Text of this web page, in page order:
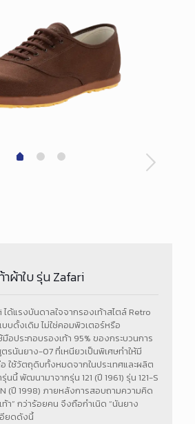
ผ้าใบ รุ่น Zafari
ได้แรงบันดาลใจจากรองเท้าสไตล์ Retro
บดั้งเดิม ไม่ใช่คอมพิวเตอร์หรือ
อประกอบรองเท้า 95% ของกระบวนการ
ตรนันยาง-07 ที่เหนียวเป็นพิเศษทำให้มี
ใช้วัตถุดิบทั้งหมดจากในประเทศและผลิต
รุ่นนี้ พัฒนามาจากรุ่น 121 (ปี 1961) รุ่น 121-S
N (ปี 1998) ภายหลังการสอบถามความคิด
า” กว่าร้อยคน จึงถือกำเนิด “นันยาง
อียดดังนี้